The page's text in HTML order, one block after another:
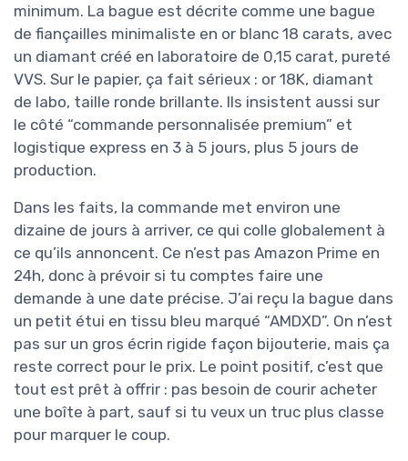
minimum. La bague est décrite comme une bague
de fiançailles minimaliste en or blanc 18 carats, avec
un diamant créé en laboratoire de 0,15 carat, pureté
VVS. Sur le papier, ça fait sérieux : or 18K, diamant
de labo, taille ronde brillante. Ils insistent aussi sur
le côté “commande personnalisée premium” et
logistique express en 3 à 5 jours, plus 5 jours de
production.
Dans les faits, la commande met environ une
dizaine de jours à arriver, ce qui colle globalement à
ce qu’ils annoncent. Ce n’est pas Amazon Prime en
24h, donc à prévoir si tu comptes faire une
demande à une date précise. J’ai reçu la bague dans
un petit étui en tissu bleu marqué “AMDXD”. On n’est
pas sur un gros écrin rigide façon bijouterie, mais ça
reste correct pour le prix. Le point positif, c’est que
tout est prêt à offrir : pas besoin de courir acheter
une boîte à part, sauf si tu veux un truc plus classe
pour marquer le coup.